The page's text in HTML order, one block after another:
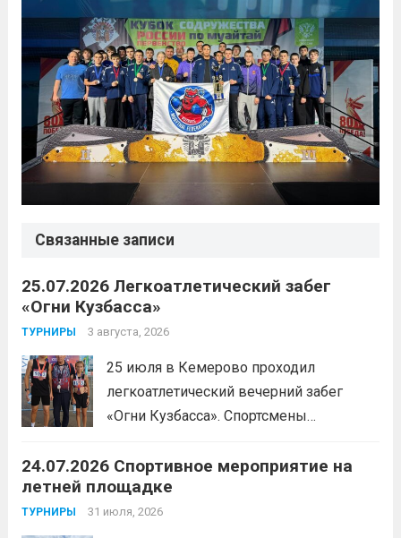
Связанные записи
25.07.2026 Легкоатлетический забег
«Огни Кузбасса»
ТУРНИРЫ 3 августа, 2026
25 июля в Кемерово проходил
легкоатлетический вечерний забег
«Огни Кузбасса». Спортсмены
приняли участие в забеге и заняли
следующие призовые места:1 место —
Шабалин Максим, Щербунова Милана,
24.07.2026 Спортивное мероприятие на
летней площадке
ТУРНИРЫ 31 июля, 2026